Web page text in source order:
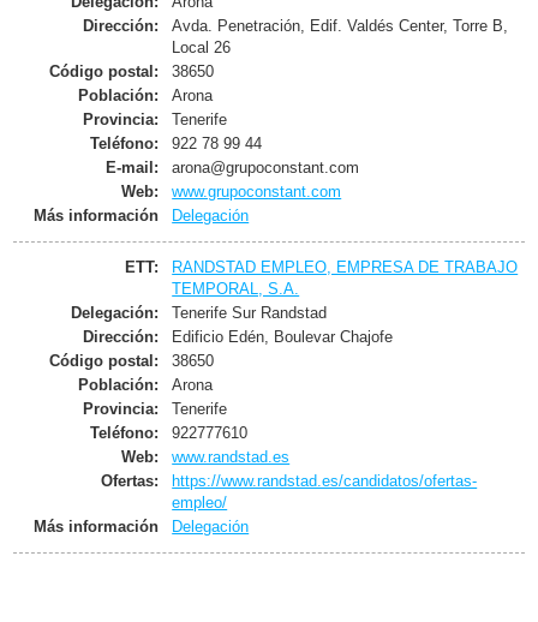
Dirección:
Avda. Penetración, Edif. Valdés Center, Torre B,
Local 26
Código postal:
38650
Población:
Arona
Provincia:
Tenerife
Teléfono:
922 78 99 44
E-mail:
arona@grupoconstant.com
Web:
www.grupoconstant.com
Más información
Delegación
ETT:
RANDSTAD EMPLEO, EMPRESA DE TRABAJO
TEMPORAL, S.A.
Delegación:
Tenerife Sur Randstad
Dirección:
Edificio Edén, Boulevar Chajofe
Código postal:
38650
Población:
Arona
Provincia:
Tenerife
Teléfono:
922777610
Web:
www.randstad.es
Ofertas:
https://www.randstad.es/candidatos/ofertas-
empleo/
Más información
Delegación